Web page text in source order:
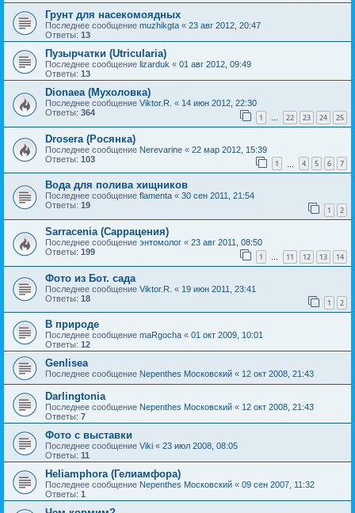
Грунт для насекомоядных
Последнее сообщение muzhikgta « 23 авг 2012, 20:47
Ответы: 13
Пузырчатки (Utricularia)
Последнее сообщение lizarduk « 01 авг 2012, 09:49
Ответы: 13
Dionaea (Мухоловка)
Последнее сообщение Viktor.R. « 14 июн 2012, 22:30
Ответы: 364 1 … 22 23 24 25
Drosera (Росянка)
Последнее сообщение Nerevarine « 22 мар 2012, 15:39
Ответы: 103 1 4 5 6 7
Вода для полива хищников
Последнее сообщение flamenta « 30 сен 2011, 21:54
Ответы: 19 1 2
Sarracenia (Саррацения)
Последнее сообщение энтомолог « 23 авг 2011, 08:50
Ответы: 199 1 … 11 12 13 14
Фото из Бот. сада
Последнее сообщение Viktor.R. « 19 июн 2011, 23:41
Ответы: 18 1 2
В природе
Последнее сообщение maRgocha « 01 окт 2009, 10:01
Ответы: 12
Genlisea
Последнее сообщение Nepenthes Московский « 12 окт 2008, 21:43
Darlingtonia
Последнее сообщение Nepenthes Московский « 12 окт 2008, 21:43
Ответы: 7
Фото с выставки
Последнее сообщение Viki « 23 июл 2008, 08:05
Ответы: 11
Heliamphora (Гелиамфора)
Последнее сообщение Nepenthes Московский « 09 сен 2007, 11:32
Ответы: 1